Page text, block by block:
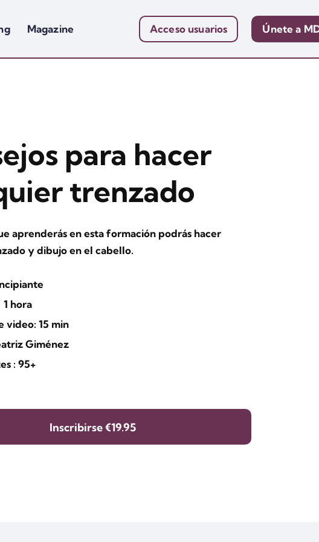
Magazine Acceso usuarios Únete a
para hacer
trenzado
aprenderás en esta formación podrás hacer
y dibujo en el cabello.
1 hora
video: 15 min
Giménez
: 95+
Inscribirse€19.95